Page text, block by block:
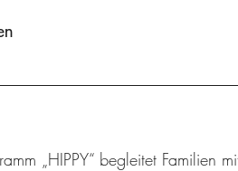
„HIPPY“ begleitet Familien